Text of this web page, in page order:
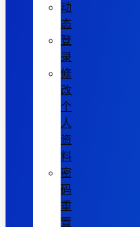
动
态
登
录
修
改
个
人
资
料
密
码
重
置